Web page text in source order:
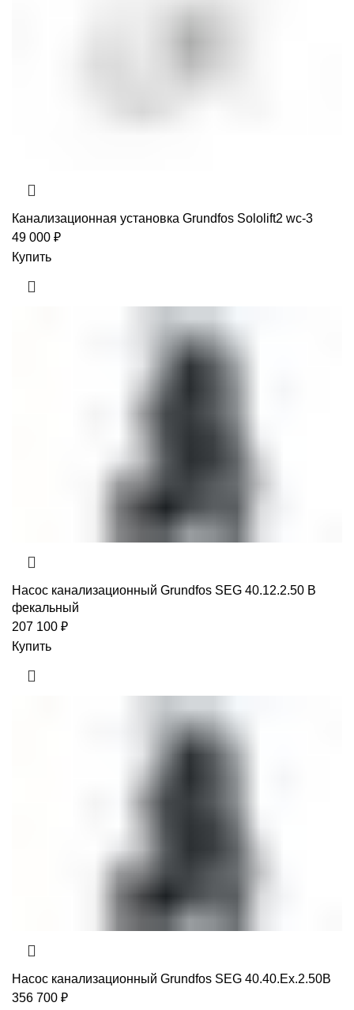
Канализационная установка Grundfos Sololift2 wc-3
49 000 ₽
Купить
Насос канализационный Grundfos SEG 40.12.2.50 B
фекальный
207 100 ₽
Купить
Насос канализационный Grundfos SEG 40.40.Ex.2.50B
356 700 ₽